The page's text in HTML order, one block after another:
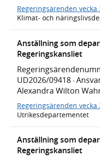
Regeringsärenden vecka
Klimat- och
Anställning som
Regeringskansliet
UD2026/09418 ·
Alexandra Wilton
Regeringsärenden vecka
Utrikesdepartementet
Anställning som
Regeringskansliet